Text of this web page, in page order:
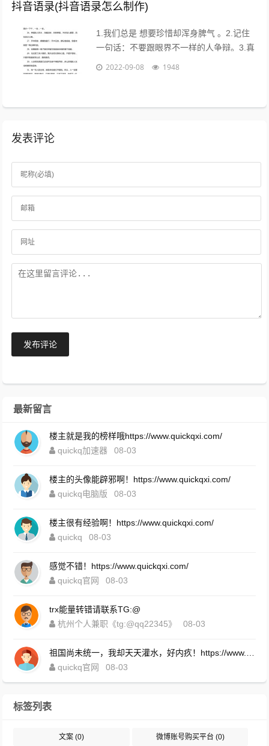
抖音语录(抖音语录怎么制作)
1.我们总是 想要珍惜却浑身脾气 。2.记住
一句话：不要跟眼界不一样的人争辩。3.真
的不用时刻替别人着想，不是每个人都能把
2022-09-08 1948
发表评论
发布评论
最新留言
楼主就是我的榜样哦https://www.quickqxi.com/
quickq加速器
08-03
楼主的头像能辟邪啊！https://www.quickqxi.com/
quickq电脑版
08-03
楼主很有经验啊！https://www.quickqxi.com/
quickq
08-03
感觉不错！https://www.quickqxi.com/
quickq官网
08-03
trx能量转错请联系TG:@
杭州个人兼职《tg:@qq22345》
08-03
祖国尚未统一，我却天天灌水，好内疚！https://www.quickqxi.com/
quickq官网
08-03
标签列表
文案 (0) 微博账号购买平台 (0)